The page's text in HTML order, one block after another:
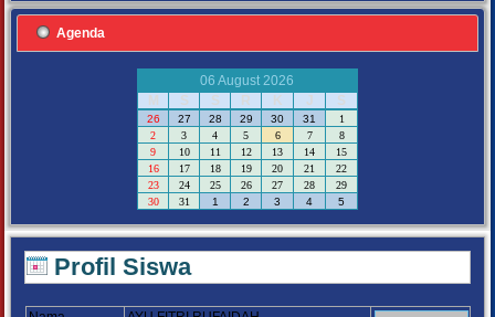
Agenda
06 August 2026
M
S S R K J S
26 27 28 29 30 31
1
2
3 4 5 6 7
8
9
10 11 12 13 14
15
16
17 18 19 20 21
22
23
24 25 26 27 28
29
30
31 1 2 3 4 5
Profil Siswa